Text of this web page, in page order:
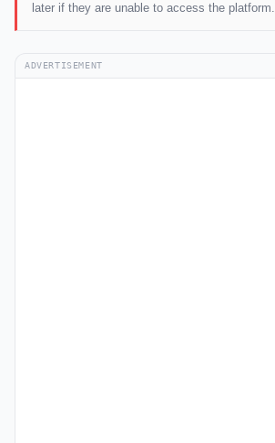
later if they are unable to access the platform.
ADVERTISEMENT